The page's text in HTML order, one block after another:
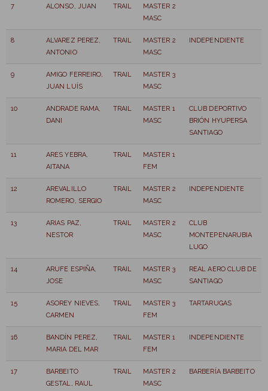
7 ALONSO, JUAN TRAIL
MASTER 2
MASC
8
ALVAREZ PEREZ,
ANTONIO
TRAIL
MASTER 2
MASC
INDEPENDIENTE
9
AMIGO FERREIRO,
JUAN LUÍS
TRAIL
MASTER 3
MASC
10
ANDRADE RAMA,
DANI
TRAIL
MASTER 1
MASC
CLUB DEPORTIVO
BRIÓN HYUPERSA
SANTIAGO
11
ARES YEBRA,
AITANA
TRAIL
MASTER 1
FEM
12
AREVALILLO
ROMERO, SERGIO
TRAIL
MASTER 2
MASC
INDEPENDIENTE
13
ARIAS PAZ,
NESTOR
TRAIL
MASTER 2
MASC
CLUB
MONTEPENARUBIA
LUGO
14
ARUFE ESPIÑA,
JOSE
TRAIL
MASTER 3
MASC
REAL AERO CLUB DE
SANTIAGO
15
ASOREY NIEVES,
CARMEN
TRAIL
MASTER 3
FEM
TARTARUGAS
16
BANDÍN PEREZ,
MARIA DEL MAR
TRAIL
MASTER 1
FEM
INDEPENDIENTE
17
BARBEITO
GESTAL, RAUL
TRAIL
MASTER 2
MASC
BARBERÍA BARBEITO